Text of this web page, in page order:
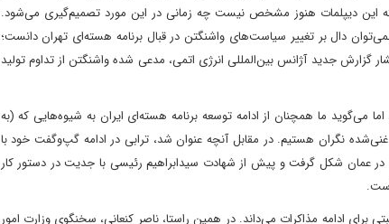
این دیپلمات هنوز مشخص نیست چه زمانی در این مورد تصمیم‌گیری می‌شود.
دال بر تغییر سیاست‌های واشنگتن در قبال برنامه هسته‌ای تهران دانست؛
گزارش جدید آژانس بین‌المللی انرژی اتمی، مدعی شده واشنگتن از تداوم تولید
می‌گوید ‌ما همچنان از ادامه توسعه برنامه هسته‌ای ایران به شیوه‌هایی که (به
ادعای او) هیچ هدف غیرنظامی معتبری ندارد، از‌جمله ادامه تولید اورانیوم بسیار غنی‌‎شده‌ نگران هستیم. در مقابل آنچه عنوان شد، ترابی در ادامه گپ‌و‌گفت خود با
در عمان شکل گرفت‌ و پیش از شهادت سیدابراهیم رئیسی با جدیت در دستور کار
برای ادامه مذاکرات می‌داند. در همین راستا، ناصر کنعانی، سخنگوی وزارت امور